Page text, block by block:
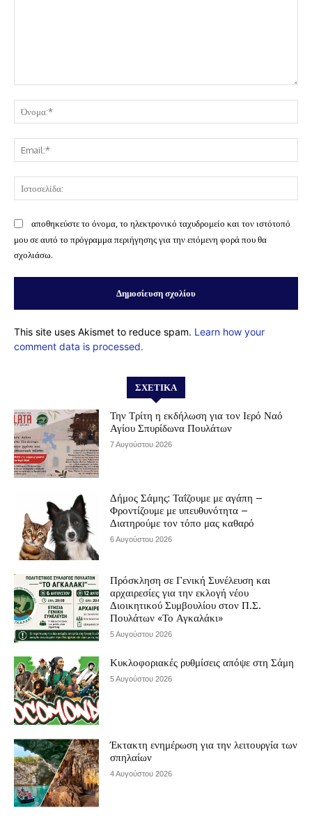
αποθηκεύστε το όνομα, το ηλεκτρονικό ταχυδρομείο και τον ιστότοπό
μου σε αυτό το πρόγραμμα περιήγησης για την επόμενη φορά που θα
σχολιάσω.
This site uses Akismet to reduce spam. Learn how your
comment data is processed.
ΣΧΕΤΙΚΆ
Την Τρίτη η εκδήλωση για τον Ιερό Ναό
Αγίου Σπυρίδωνα Πουλάτων
7 Αυγούστου 2026
Δήμος Σάμης: Ταΐζουμε με αγάπη –
Φροντίζουμε με υπευθυνότητα –
Διατηρούμε τον τόπο μας καθαρό
6 Αυγούστου 2026
Πρόσκληση σε Γενική Συνέλευση και
αρχαιρεσίες για την εκλογή νέου
Διοικητικού Συμβουλίου στον Π.Σ.
Πουλάτων «Το Αγκαλάκι»
5 Αυγούστου 2026
Κυκλοφοριακές ρυθμίσεις απόψε στη Σάμη
5 Αυγούστου 2026
Έκτακτη ενημέρωση για την λειτουργία των
σπηλαίων
4 Αυγούστου 2026